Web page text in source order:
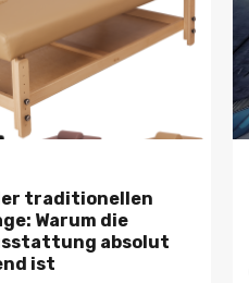
traditionellen
Warum die
absolut
ist